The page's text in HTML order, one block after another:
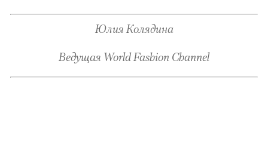
Юлия Колядина
Ведущая World Fashion Channel